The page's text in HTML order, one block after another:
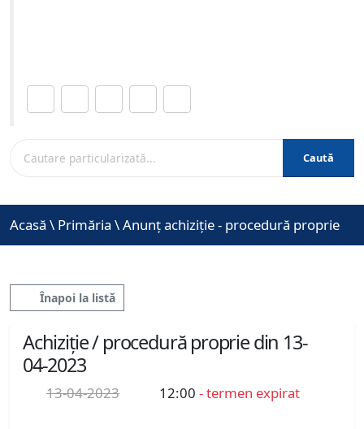
Caută
Acasă \ Primăria \Anunț achiziție - procedură proprie
Înapoi la listă
Achiziție / procedură proprie din 13-
04-2023
13-04-2023 12:00 - termen expirat